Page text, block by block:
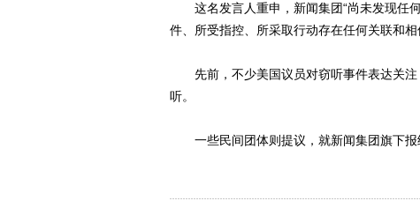
这名发言人重申，新闻集团“尚未发现任何
件、所受指控、所采取行动存在任何关联和相
先前，不少美国议员对窃听事件表达关注
听。
一些民间团体则提议，就新闻集团旗下报